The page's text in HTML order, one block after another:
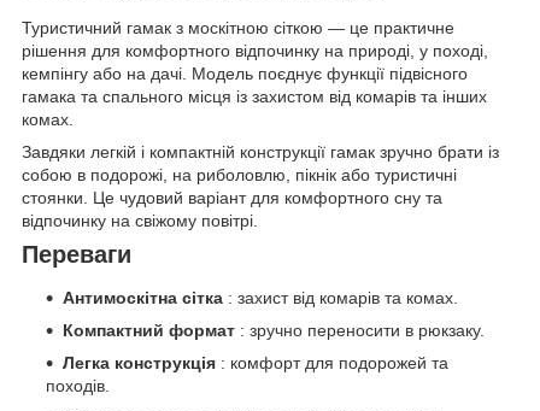
Туристичний гамак з москітною сіткою — це практичне
рішення для комфортного відпочинку на природі, у поході,
кемпінгу або на дачі. Модель поєднує функції підвісного
гамака та спального місця із захистом від комарів та інших
комах.
Завдяки легкій і компактній конструкції гамак зручно брати із
собою в подорожі, на риболовлю, пікнік або туристичні
стоянки. Це чудовий варіант для комфортного сну та
відпочинку на свіжому повітрі.
Переваги
Антимоскітна сітка : захист від комарів та комах.
Компактний формат : зручно переносити в рюкзаку.
Легка конструкція : комфорт для подорожей та
походів.